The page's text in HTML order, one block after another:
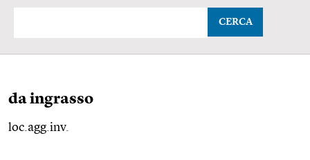
CERCA
da ingrasso
loc.agg.inv.